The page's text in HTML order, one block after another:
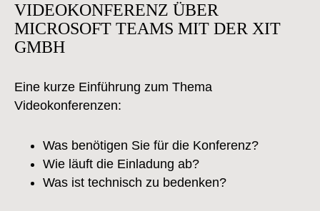
VIDEOKONFERENZ ÜBER
MICROSOFT TEAMS MIT DER XIT
GMBH
Eine kurze Einführung zum Thema
Videokonferenzen:
Was benötigen Sie für die Konferenz?
Wie läuft die Einladung ab?
Was ist technisch zu bedenken?